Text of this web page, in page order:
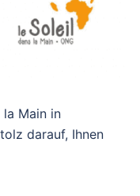
la Main in
darauf, Ihnen